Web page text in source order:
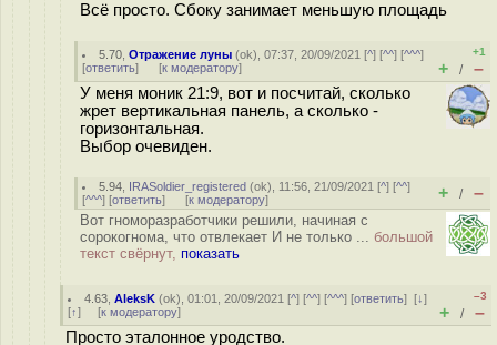
Всё просто. Сбоку занимает меньшую площадь
5.70 ,Отражение луны (ok), 07:37, 20/09/2021 [^] [^^] [^^^]
[ответить] [к модератору]
+1
+ / –
У меня моник 21:9, вот и посчитай, сколько
жрет вертикальная панель, а сколько -
горизонтальная.
Выбор очевиден.
5.94 IRASoldier_registered (ok), 11:56, 21/09/2021 [^] [^^]
[^^^] [ответить] [к модератору] + / –
Вот гноморазработчики решили, начиная с
сорокогнома, что отвлекает И не только ... большой
текст свёрнут, показать
4.63 ,AleksK (ok), 01:01, 20/09/2021 [^] [^^] [^^^] [ответить][↓]
[↑] [к модератору]
–3
+ / –
Просто эталонное уродство.